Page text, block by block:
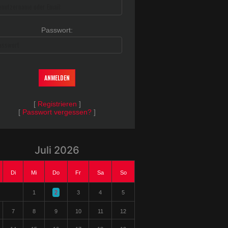
Passwort:
Passwort
[ Registrieren ]
[ Passwort vergessen? ]
Juli 2026
Di Mi Do Fr Sa So
1 2 3 4 5
7 8 9 10 11 12